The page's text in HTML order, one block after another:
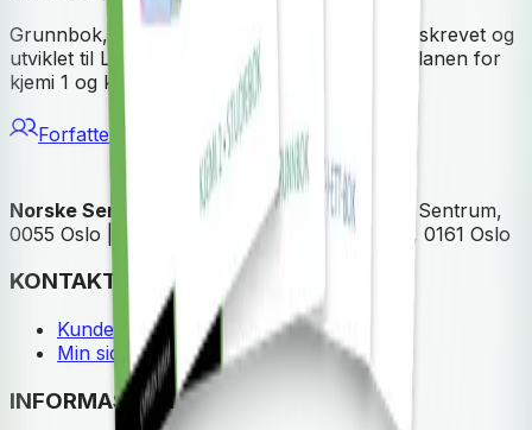
Grunnbok, studiebok og digitale ressurser er skrevet og
utviklet til LK20 og dekker alle målene i læreplanen for
kjemi 1 og kjemi 2.
Forfattere
Norske Serier
| Postadresse: Postboks 1900 Sentrum,
0055 Oslo | Besøksadresse: Stortingsgata 28, 0161 Oslo
KONTAKT OSS
Kundeservice
Min side
INFORMASJON